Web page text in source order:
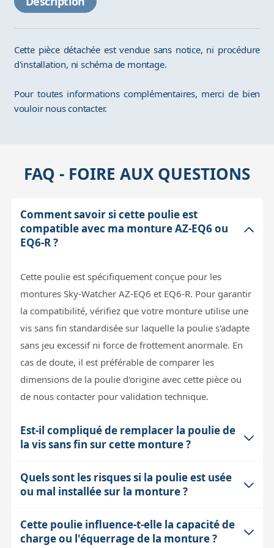
Cette pièce détachée est vendue sans notice, ni procédure
d'installation, ni schéma de montage.
Pour toutes informations complémentaires, merci de bien
vouloir nous contacter.
FAQ - FOIRE AUX QUESTIONS
Comment savoir si cette poulie est
compatible avec ma monture AZ-EQ6 ou
EQ6-R ?
Cette poulie est spécifiquement conçue pour les
montures Sky-Watcher AZ-EQ6 et EQ6-R. Pour garantir
la compatibilité, vérifiez que votre monture utilise une
vis sans fin standardisée sur laquelle la poulie s'adapte
sans jeu excessif ni force de frottement anormale. En
cas de doute, il est préférable de comparer les
dimensions de la poulie d'origine avec cette pièce ou
de nous contacter pour validation technique.
Est-il compliqué de remplacer la poulie de
la vis sans fin sur cette monture ?
Le remplacement de la poulie nécessite un démontage
partiel de la monture pour accéder à la vis sans fin. Il
patience et une bonne précision pour éviter de désaxer
Quels sont les risques si la poulie est usée
ou mal installée sur la monture ?
Une poulie usée ou mal montée peut provoquer des
jeux dans la transmission de la vis sans fin, ce qui se
Cette poulie influence-t-elle la capacité de
charge ou l'équerrage de la monture ?